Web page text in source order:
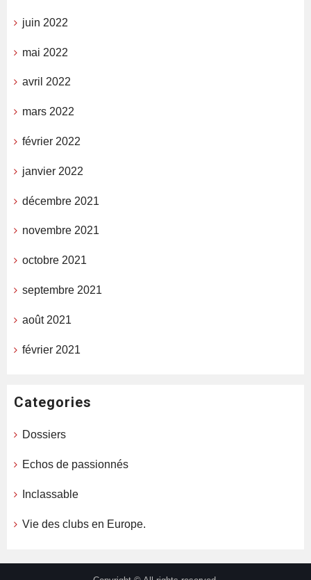
juin 2022
mai 2022
avril 2022
mars 2022
février 2022
janvier 2022
décembre 2021
novembre 2021
octobre 2021
septembre 2021
août 2021
février 2021
Categories
Dossiers
Echos de passionnés
Inclassable
Vie des clubs en Europe.